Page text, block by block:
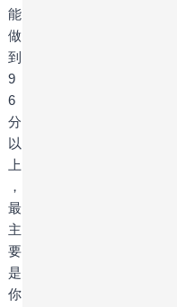
能
做
到
9
6
分
以
上
，
最
主
要
是
你